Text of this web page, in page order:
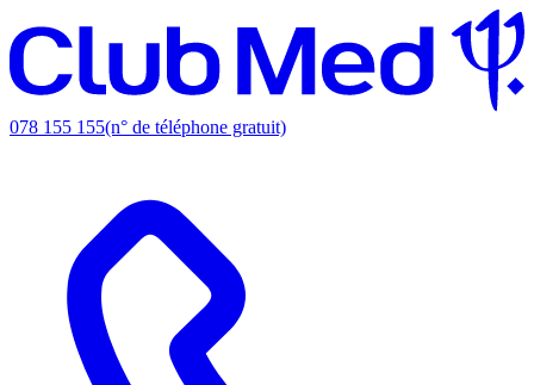
078 155 155(n° de téléphone gratuit)